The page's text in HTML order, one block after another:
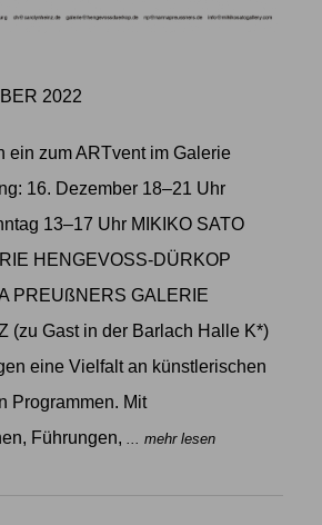
2022
ein zum ARTvent im Galerie
16. Dezember 18–21 Uhr
13–17 Uhr MIKIKO SATO
HENGEVOSS-DÜRKOP
PREUßNERS GALERIE
(zu Gast in der Barlach Halle K*)
eine Vielfalt an künstlerischen
Programmen. Mit
Führungen, ... mehr lesen